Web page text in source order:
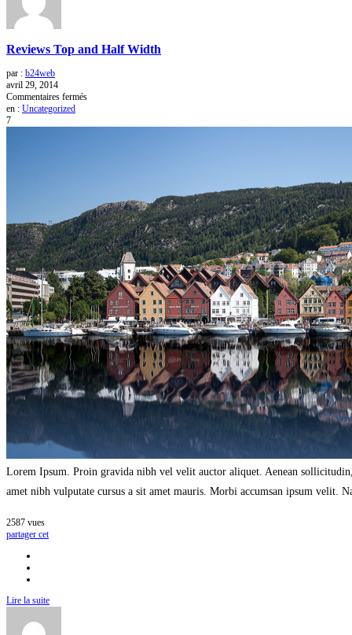
Reviews Top and Half Width
par : b24web
avril 29, 2014
Commentaires fermés
en : Uncategorized
7
Lorem Ipsum. Proin gravida nibh vel velit auctor aliquet. Aenean
amet nibh vulputate cursus a sit amet mauris. Morbi accumsan ipsum velit.
2587 vues
partager cet
Lire la suite